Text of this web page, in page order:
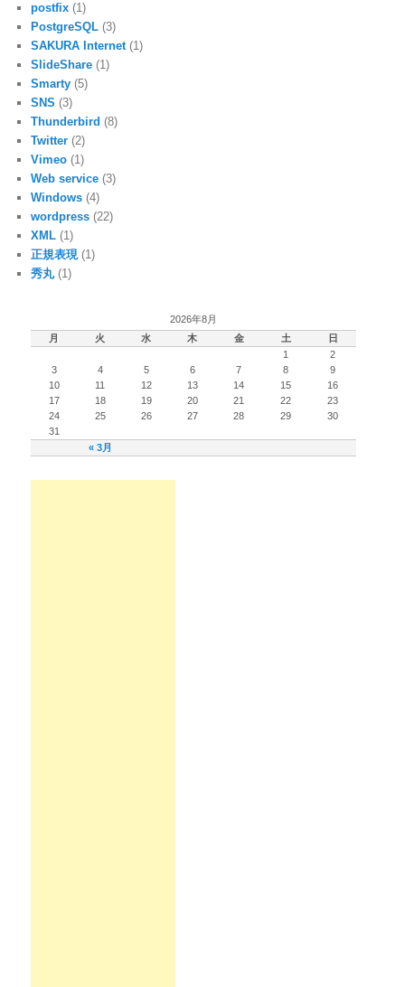
postfix (1)
PostgreSQL (3)
SAKURA Internet(1)
SlideShare (1)
Smarty (5)
SNS (3)
Thunderbird (8)
Twitter (2)
Vimeo (1)
Web service (3)
Windows (4)
wordpress (22)
XML (1)
正規表現(1)
秀丸(1)
2026年8月
月
火 水 木 金 土 日
« 3月
1
2
3
4 5 6 7 8
9
10
11 12 13 14 15
16
17
18 19 20 21 22
23
24
25 26 27 28 29
30
31